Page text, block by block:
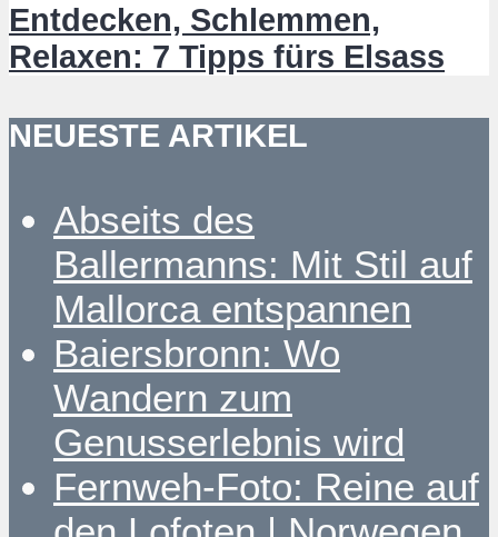
Entdecken, Schlemmen,
Relaxen: 7 Tipps fürs Elsass
NEUESTE ARTIKEL
Abseits des
Ballermanns: Mit Stil auf
Mallorca entspannen
Baiersbronn: Wo
Wandern zum
Genusserlebnis wird
Fernweh-Foto: Reine auf